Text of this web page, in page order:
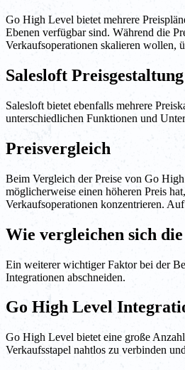
Go High Level bietet mehrere
Ebenen verfügbar sind. Während die
Verkaufsoperationen skalieren wollen,
Salesloft Preisgestaltung
Salesloft bietet ebenfalls mehrere
unterschiedlichen Funktionen und
Preisvergleich
Beim Vergleich der Preise von Go
möglicherweise einen höheren Preis
Verkaufsoperationen konzentrieren.
Wie vergleichen sich
Ein weiterer wichtiger Faktor bei der
Integrationen abschneiden.
Go High Level
Go High Level bietet eine große
Verkaufsstapel nahtlos zu verbinden